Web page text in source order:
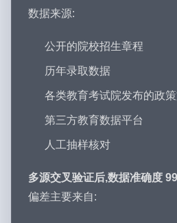
数据来源:
公开的院校招生章程
历年录取数据
各类教育考试院发布的政
第三方教育数据平台
人工抽样核对
多源交叉验证后,数据准确度
偏差主要来自: